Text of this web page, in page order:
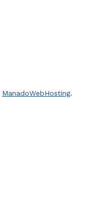
ManadoWebHosting.